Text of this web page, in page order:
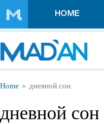
HOME
You are here
Home дневной сон
дневной сон